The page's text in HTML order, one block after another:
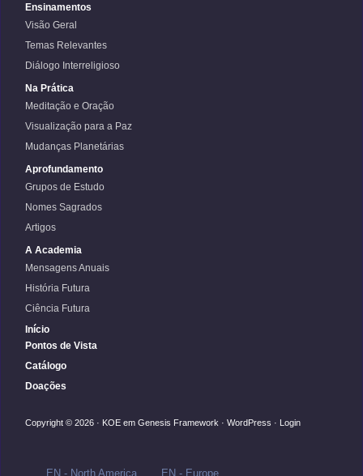
Ensinamentos
Visão Geral
Temas Relevantes
Diálogo Interreligioso
Na Prática
Meditação e Oração
Visualização para a Paz
Mudanças Planetárias
Aprofundamento
Grupos de Estudo
Nomes Sagrados
Artigos
A Academia
Mensagens Anuais
História Futura
Ciência Futura
Início
Pontos de Vista
Catálogo
Doações
Copyright © 2026 · KOE em Genesis Framework · WordPress · Login
EN - North America EN - Europe